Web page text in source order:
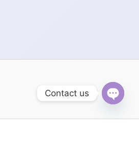
Contact us
chaty